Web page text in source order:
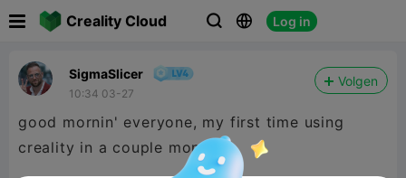
Creality Cloud   Log in
SigmaSlicer
10:34 03-27
Volgen
good mornin' everyone, my first time using
creality in a couple months